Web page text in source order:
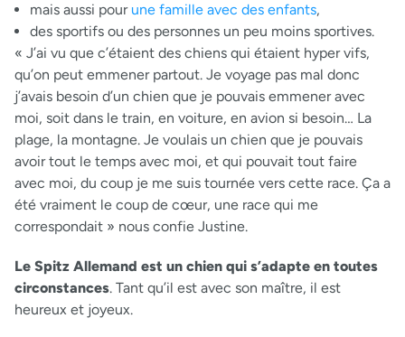
mais aussi pour une famille avec des enfants,
des sportifs ou des personnes un peu moins sportives.
« J’ai vu que c’étaient des chiens qui étaient hyper vifs,
qu’on peut emmener partout. Je voyage pas mal donc
j’avais besoin d’un chien que je pouvais emmener avec
moi, soit dans le train, en voiture, en avion si besoin… La
plage, la montagne. Je voulais un chien que je pouvais
avoir tout le temps avec moi, et qui pouvait tout faire
avec moi, du coup je me suis tournée vers cette race. Ça a
été vraiment le coup de cœur, une race qui me
correspondait » nous confie Justine.
Le Spitz Allemand est un chien qui s’adapte en toutes
circonstances. Tant qu’il est avec son maître, il est
heureux et joyeux.